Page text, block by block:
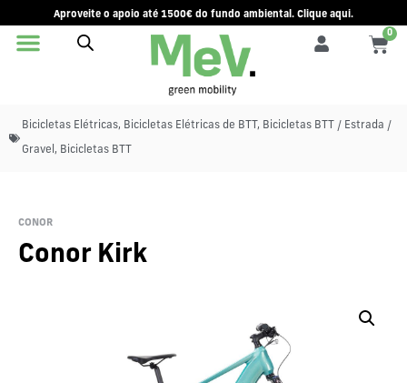
Aproveite o apoio até 1500€ do fundo ambiental. Clique aqui.
0
Bicicletas Elétricas, Bicicletas Elétricas de BTT , Bicicletas BTT / Estrada /
Gravel , Bicicletas BTT
CONOR
Conor Kirk